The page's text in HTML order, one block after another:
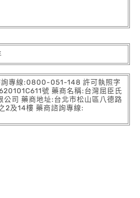
詢專線:0800-051-148 許可執照字
號 藥商名稱:台灣屈臣氏
公司 藥商地址:台北市松山區八德路
2及14樓 藥商諮詢專線: